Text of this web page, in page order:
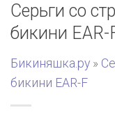
Серьги со
бикини EAR-
Бикиняшка.ру »
бикини EAR-F